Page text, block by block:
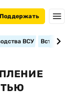
Поддержать
ВСУ